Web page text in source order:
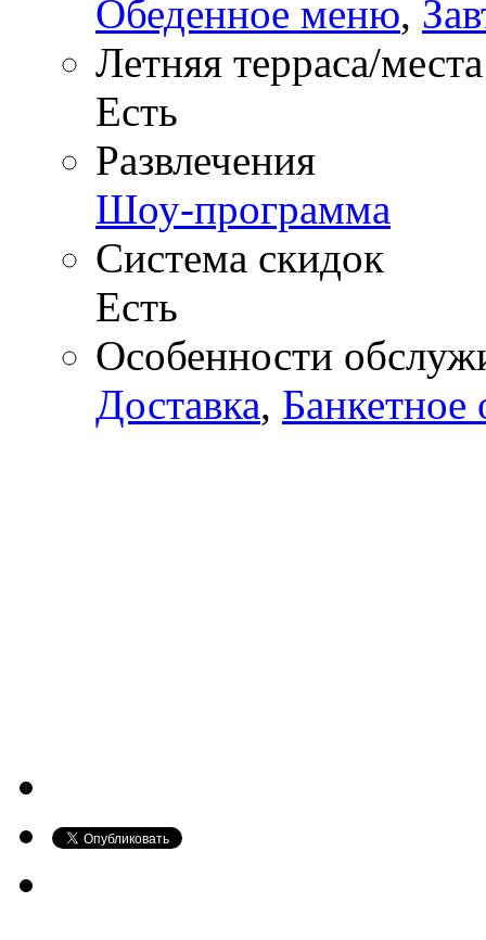
Обеденное меню,
Летняя терраса/
Есть
Развлечения
Шоу-программа
Система скидок
Есть
Особенности
Доставка, Банкетное